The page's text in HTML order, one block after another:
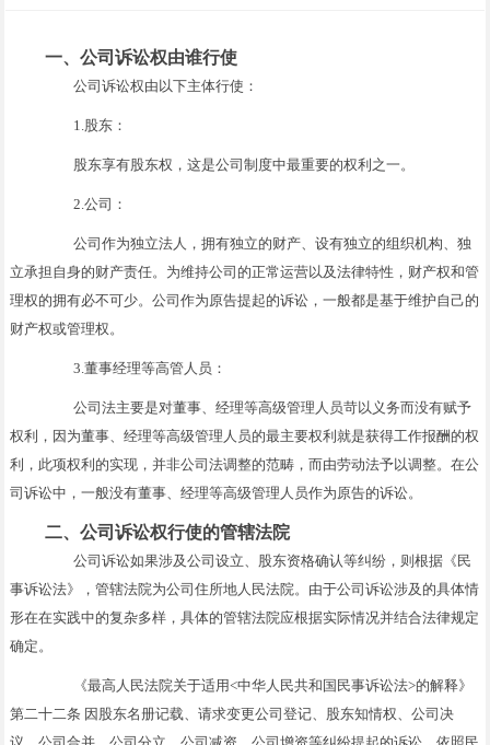
一、公司诉讼权由谁行使
公司诉讼权由以下主体行使：
1.股东：
股东享有股东权，这是公司制度中最重要的权利之一。
2.公司：
公司作为独立法人，拥有独立的财产、设有独立的组织机构、独
立承担自身的财产责任。为维持公司的正常运营以及法律特性，财产权和管
理权的拥有必不可少。公司作为原告提起的诉讼，一般都是基于维护自己的
财产权或管理权。
3.董事经理等高管人员：
公司法主要是对董事、经理等高级管理人员苛以义务而没有赋予
权利，因为董事、经理等高级管理人员的最主要权利就是获得工作报酬的权
利，此项权利的实现，并非公司法调整的范畴，而由劳动法予以调整。在公
司诉讼中，一般没有董事、经理等高级管理人员作为原告的诉讼。
二、公司诉讼权行使的管辖法院
公司诉讼如果涉及公司设立、股东资格确认等纠纷，则根据《民
事诉讼法》，管辖法院为公司住所地人民法院。由于公司诉讼涉及的具体情
形在在实践中的复杂多样，具体的管辖法院应根据实际情况并结合法律规定
确定。
《最高人民法院关于适用<中华人民共和国民事诉讼法>的解释》
第二十二条 因股东名册记载、请求变更公司登记、股东知情权、公司决